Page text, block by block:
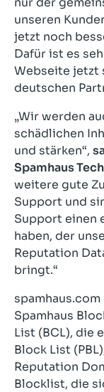
unseren
jetzt noch
Dafür ist es
Webseite jetzt
deutschen
„Wir werden
schädlichen
und stärken“,
Spamhaus
weitere gute
Support und
Support einen
haben, der
Reputation
bringt.“
Spamhaus
List (BCL), die
Block List
Reputation
Blocklist, die